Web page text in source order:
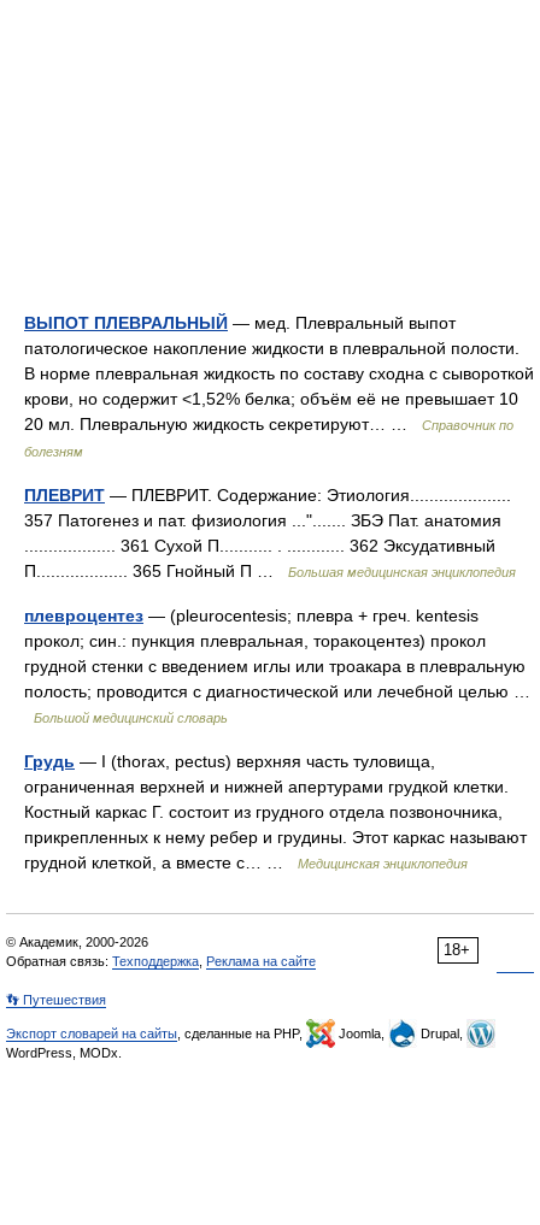
ВЫПОТ ПЛЕВРАЛЬНЫЙ — мед. Плевральный выпот
патологическое накопление жидкости в плевральной полости.
В норме плевральная жидкость по составу сходна с сывороткой
крови, но содержит <1,52% белка; объём её не превышает 10
20 мл. Плевральную жидкость секретируют… …
Справочник по
болезням
ПЛЕВРИТ — ПЛЕВРИТ. Содержание: Этиология.....................
357 Патогенез и пат. физиология ..."....... ЗБЭ Пат. анатомия
................... 361 Сухой П........... . ............ 362 Эксудативный
П................... 365 Гнойный П …
Большая медицинская энциклопедия
плевроцентез — (pleurocentesis; плевра + греч. kentesis
прокол; син.: пункция плевральная, торакоцентез) прокол
грудной стенки с введением иглы или троакара в плевральную
полость; проводится с диагностической или лечебной целью …
Большой медицинский словарь
Грудь — I (thorax, pectus) верхняя часть туловища,
ограниченная верхней и нижней апертурами грудкой клетки.
Костный каркас Г. состоит из грудного отдела позвоночника,
прикрепленных к нему ребер и грудины. Этот каркас называют
грудной клеткой, а вместе с… …
Медицинская энциклопедия
18+
© Академик, 2000-2026
Обратная связь: Техподдержка Реклама на сайте
👣 Путешествия
Экспорт словарей на сайты , сделанные на PHP, Joomla,
Drupal,
WordPress, MODx.